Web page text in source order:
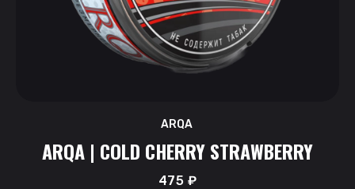
ARQA
ARQA | COLD CHERRY STRAWBERRY
475 ₽